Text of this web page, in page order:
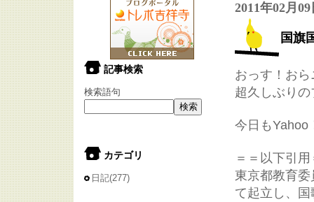
記事検索
検索語句
カテゴリ
日記(277)
2011年02月09
国旗
おっす！お
超久しぶり
今日もYahoo
＝＝以下引
東京都教育
て起立し、